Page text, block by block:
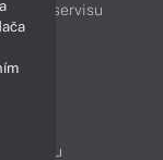
Cenník servisu
tovaru